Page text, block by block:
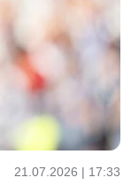
21.07.2026 | 17:33